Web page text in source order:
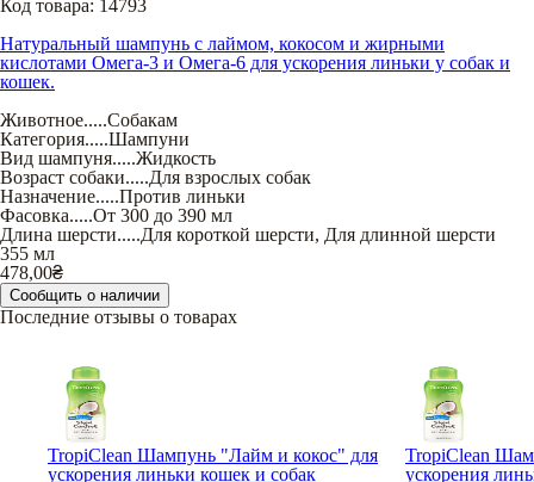
Код товара: 14793
Натуральный шампунь с лаймом, кокосом и жирными
кислотами Омега-3 и Омега-6 для ускорения линьки у собак и
кошек.
Животное.....Собакам
Категория.....Шампуни
Вид шампуня.....Жидкость
Возраст собаки.....Для взрослых собак
Назначение.....Против линьки
Фасовка.....От 300 до 390 мл
Длина шерсти.....Для короткой шерсти, Для длинной шерсти
355 мл
478,00₴
Сообщить о наличии
Последние отзывы о товарах
TropiClean Шампунь "Лайм и кокос" для
ускорения линьки кошек и собак
TropiClean
ускорения